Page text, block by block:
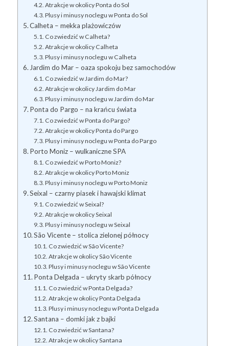
Atrakcje w okolicy Ponta do Sol
Plusy i minusy noclegu w Ponta do Sol
Calheta – mekka plażowiczów
Co zwiedzić w Calheta?
Atrakcje w okolicy Calheta
Plusy i minusy noclegu w Calheta
Jardim do Mar – oaza spokoju bez samochodów
Co zwiedzić w Jardim do Mar?
Atrakcje w okolicy Jardim do Mar
Plusy i minusy noclegu w Jardim do Mar
Ponta do Pargo – na krańcu świata
Co zwiedzić w Ponta do Pargo?
Atrakcje w okolicy Ponta do Pargo
Plusy i minusy noclegu w Ponta do Pargo
Porto Moniz – wulkaniczne SPA
Co zwiedzić w Porto Moniz?
Atrakcje w okolicy Porto Moniz
Plusy i minusy noclegu w Porto Moniz
Seixal – czarny piasek i hawajski klimat
Co zwiedzić w Seixal?
Atrakcje w okolicy Seixal
Plusy i minusy noclegu w Seixal
São Vicente – stolica zielonej północy
Co zwiedzić w São Vicente?
Atrakcje w okolicy São Vicente
Plusy i minusy noclegu w São Vicente
Ponta Delgada – ukryty skarb północy
Co zwiedzić w Ponta Delgada?
Atrakcje w okolicy Ponta Delgada
Plusy i minusy noclegu w Ponta Delgada
Santana – domki jak z bajki
Co zwiedzić w Santana?
Atrakcje w okolicy Santana